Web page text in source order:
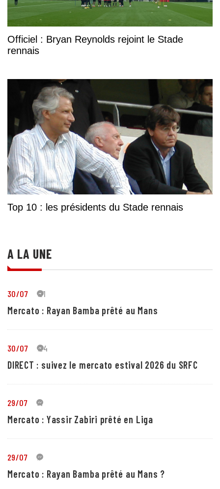
Officiel : Bryan Reynolds rejoint le Stade
rennais
Top 10 : les présidents du Stade rennais
A LA UNE
30/07 21
Mercato : Rayan Bamba prêté au Mans
30/07 24
DIRECT : suivez le mercato estival 2026 du SRFC
29/07 4
Mercato : Yassir Zabiri prêté en Liga
29/07 1
Mercato : Rayan Bamba prêté au Mans ?